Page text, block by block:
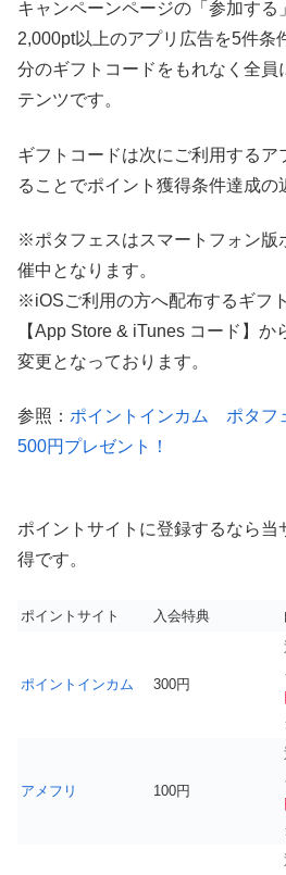
キャンペーンページの「参加する
2,000pt以上のアプリ広告を5件条
分のギフトコードをもれなく全員
テンツです。
ギフトコードは次にご利用するア
ることでポイント獲得条件達成の
※ポタフェスはスマートフォン版
催中となります。
※iOSご利用の方へ配布するギフ
【App Store & iTunes コード】
変更となっております。
参照： ポイントインカム ポタフ
500円プレゼント！
ポイントサイトに登録するなら当
得です。
ポイントサイト 入会特典
ポイントインカム 300円
アメフリ 100円